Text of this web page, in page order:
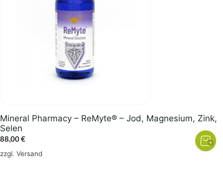
Mineral Pharmacy – ReMyte® – Jod, Magnesium, Zink,
Selen
88,00€
zzgl. Versand